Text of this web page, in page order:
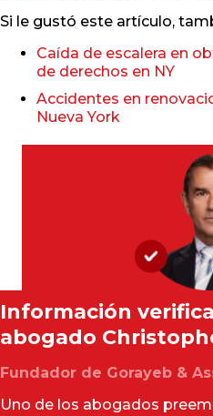
Si le gustó este artículo,
Caída de escalera en
de derechos en NY
Accidentes en
Nueva York
Información
abogado
Fundador de Gorayeb &
Uno de los abogados